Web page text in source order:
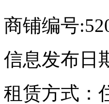
商铺编号
信息发布日
租赁方式：